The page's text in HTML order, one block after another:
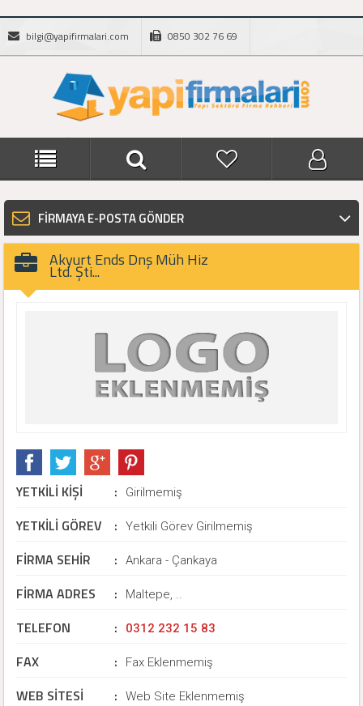
bilgi@yapifirmalari.com 0850 302 76 69
FİRMAYA E-POSTA GÖNDER
Akyurt Ends Dnş Müh Hiz
Ltd. Şti...
YETKİLİ KİŞİ : Girilmemiş
YETKİLİ GÖREV : Yetkili Görev Girilmemiş
FİRMA SEHİR : Ankara - Çankaya
FİRMA ADRES : Maltepe, ..
TELEFON : 0312 232 15 83
FAX : Fax Eklenmemiş
WEB SİTESİ : Web Site Eklenmemiş